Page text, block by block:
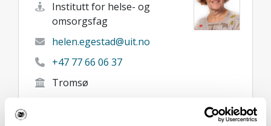
Institutt for helse- og
omsorgsfag
helen.egestad@uit.no
+47 77 66 06 37
Tromsø